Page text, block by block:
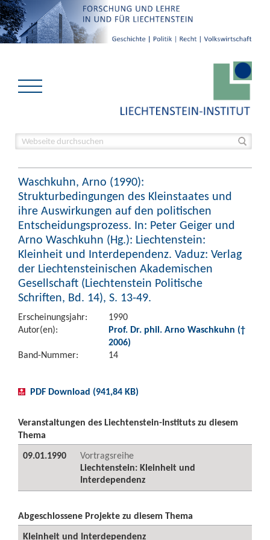
Waschkuhn, Arno (1990):
Strukturbedingungen des Kleinstaates und
ihre Auswirkungen auf den politischen
Entscheidungsprozess. In: Peter Geiger und
Arno Waschkuhn (Hg.): Liechtenstein:
Kleinheit und Interdependenz. Vaduz: Verlag
der Liechtensteinischen Akademischen
Gesellschaft (Liechtenstein Politische
Schriften, Bd. 14), S. 13-49.
Erscheinungsjahr:
1990
Autor(en):
Prof. Dr. phil. Arno Waschkuhn (†
2006)
Band-Nummer:
14
PDF Download (941,84 KB)
Veranstaltungen des Liechtenstein-Instituts zu diesem
Thema
09.01.1990
Vortragsreihe
Liechtenstein: Kleinheit und
Interdependenz
Abgeschlossene Projekte zu diesem Thema
Kleinheit und Interdependenz